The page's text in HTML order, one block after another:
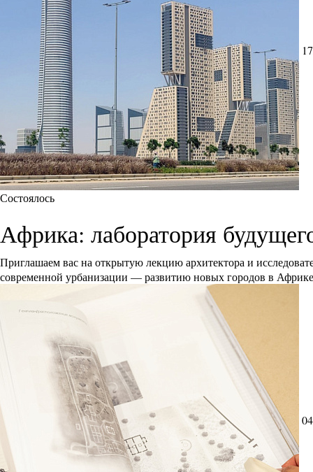
Состоялось
Африка: лаборатория
Приглашаем вас на открытую лекцию архитектора и
современной урбанизации — развитию новых городов в Африке